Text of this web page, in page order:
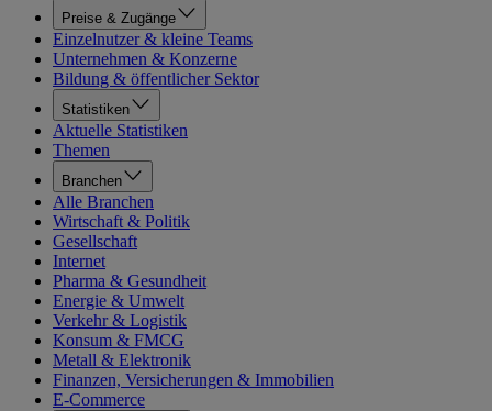
Preise & Zugänge
Einzelnutzer & kleine Teams
Unternehmen & Konzerne
Bildung & öffentlicher Sektor
Statistiken
Aktuelle Statistiken
Themen
Branchen
Alle Branchen
Wirtschaft & Politik
Gesellschaft
Internet
Pharma & Gesundheit
Energie & Umwelt
Verkehr & Logistik
Konsum & FMCG
Metall & Elektronik
Finanzen, Versicherungen & Immobilien
E-Commerce